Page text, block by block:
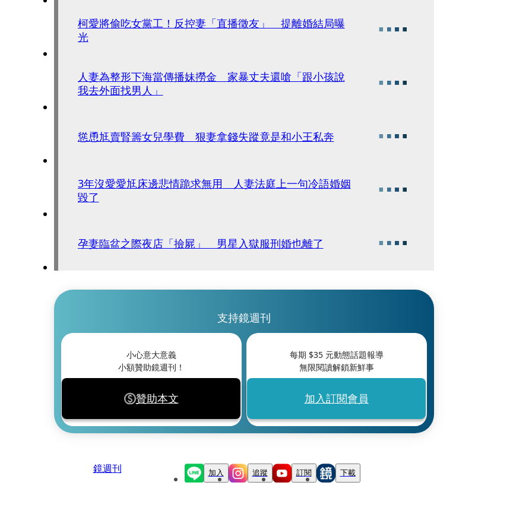
柯愛將偷吃女黨工！反控妻「直播徵友」 提離婚結局曝
光
人妻為整形下海當傳播妹撈金 家暴丈夫還嗆「跟小孩說
我去外面找男人」
慫恿尪賣腎籌女兒學費 狠妻拿錢失蹤竟是和小王私奔
3年沒愛愛尪床邊悲情跪求無用 人妻法庭上一句冷語婚姻
毀了
孕妻臨盆之際夜店「撿屍」 男星入獄服刑婚也離了
支持鏡週刊
小心意大意義
小額贊助鏡週刊！
贊助本文
每期 $35元動態話題報導
無限閱讀解鎖新鮮事
加入訂閱會員
鏡週刊 加入 追蹤 訂閱 下載